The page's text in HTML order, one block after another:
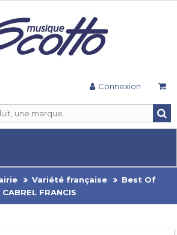
Connexion
Variété française
Best Of
FRANCIS